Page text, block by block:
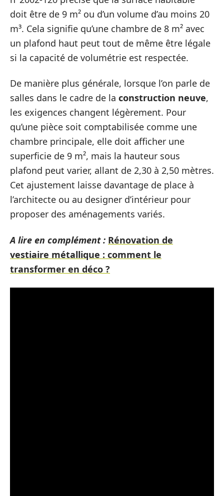
doit être de 9 m² ou d’un volume d’au moins 20
m³. Cela signifie qu’une chambre de 8 m² avec
un plafond haut peut tout de même être légale
si la capacité de volumétrie est respectée.
De manière plus générale, lorsque l’on parle de
salles dans le cadre de la construction neuve,
les exigences changent légèrement. Pour
qu’une pièce soit comptabilisée comme une
chambre principale, elle doit afficher une
superficie de 9 m², mais la hauteur sous
plafond peut varier, allant de 2,30 à 2,50 mètres.
Cet ajustement laisse davantage de place à
l’architecte ou au designer d’intérieur pour
proposer des aménagements variés.
A lire en complément : Rénovation de
vestiaire métallique : comment le
transformer en déco ?